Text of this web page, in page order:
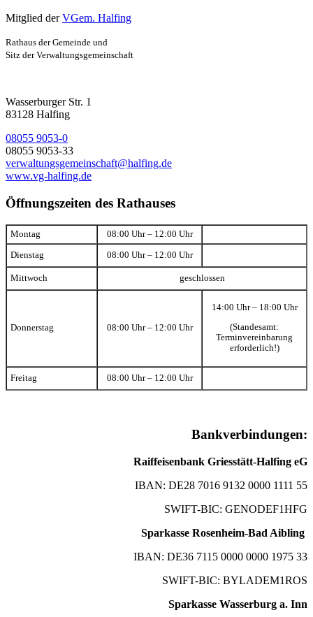
Mitglied derVGem. Halfing
Rathaus der Gemeinde und
Sitz der Verwaltungsgemeinschaft
Wasserburger Str. 1
83128 Halfing
08055 9053-0
08055 9053-33
verwaltungsgemeinschaft@halfing.de
www.vg-halfing.de
Öffnungszeiten des Rathauses
Montag 08:00 Uhr – 12:00 Uhr
Dienstag 08:00 Uhr – 12:00 Uhr
Mittwoch geschlossen
Donnerstag 08:00 Uhr – 12:00 Uhr
14:00 Uhr – 18:00 Uhr
(Standesamt:
Terminvereinbarung
erforderlich!)
Freitag 08:00 Uhr – 12:00 Uhr
Bankverbindungen:
Raiffeisenbank Griesstätt-Halfing eG
IBAN: DE28 7016 9132 0000 1111 55
SWIFT-BIC: GENODEF1HFG
Sparkasse Rosenheim-Bad Aibling
IBAN: DE36 7115 0000 0000 1975 33
SWIFT-BIC: BYLADEM1ROS
Sparkasse Wasserburg a. Inn